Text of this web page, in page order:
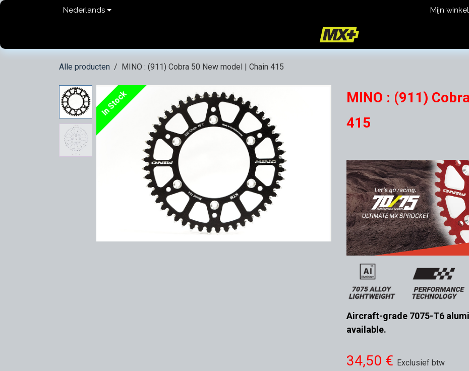
Overslaan naar inhoud
Nederlands Mijn
Terms and Conditions
Alle producten MINO : (911) Cobra 50 New model | Chain 415
In Stock
MINO : (911)
415
Aircraft-grade 7075-T6
available.
34,50 € Exclusief btw